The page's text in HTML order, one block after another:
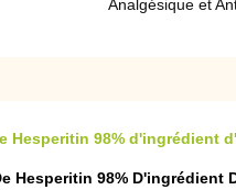
Analgésique et
Hesperitin 98% d'ingrédient
Hesperitin 98%